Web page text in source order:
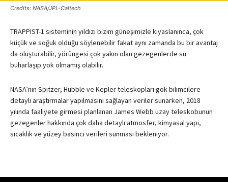
Credits: NASA/JPL-Caltech
TRAPPIST-1 sisteminin yıldızı bizim güneşimizle kıyaslanınca, çok
küçük ve soğuk olduğu söylenebilir fakat aynı zamanda bu bir avantaj
da oluşturabilir, yörüngesi çok yakın olan gezegenlerde su
buharlaşıp yok olmamış olabilir.
NASA’nın Spitzer, Hubble ve Kepler teleskopları gök bilimcilere
detaylı araştırmalar yapılmasını sağlayan veriler sunarken, 2018
yılında faaliyete girmesi planlanan James Webb uzay teleskobunun
gezegenler hakkında çok daha detaylı atmosfer, kimyasal yapı,
sıcaklık ve yüzey basıncı verileri sunması bekleniyor.